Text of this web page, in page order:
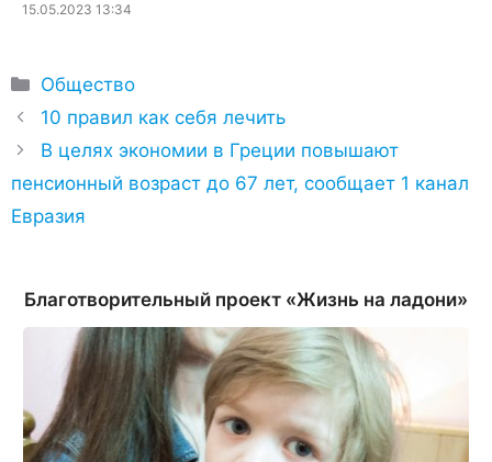
15.05.2023 13:34
Рубрики
Общество
10 правил как себя лечить
В целях экономии в Греции повышают
пенсионный возраст до 67 лет, сообщает 1 канал
Евразия
Благотворительный проект «Жизнь на ладони»